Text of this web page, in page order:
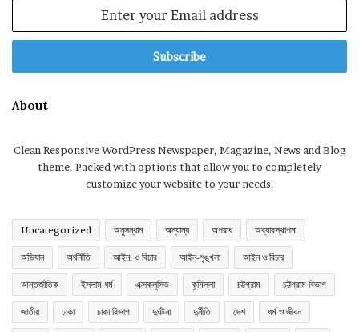
Email
About
Clean Responsive WordPress Newspaper, Magazine, News and Blog
theme. Packed with options that allow you to completely
customize your website to your needs.
Uncategorized অনুসন্ধান অন্যান্য অপরাধ অব্যাবস্থাপনা
অভিযান অর্থনীতি আইন, ও বিচার আইন-শৃঙ্খলা আইন ও বিচার
আন্তর্জাতিক ইসলাম ধর্ম এক্সক্লুসিভ কুমিল্লা চট্টগ্রাম চট্টগ্রাম বিভাগ
জাতীয় ঢাকা ঢাকা বিভাগ দুর্ঘটনা দুর্নীতি দেশ ধর্ম ও জীবন